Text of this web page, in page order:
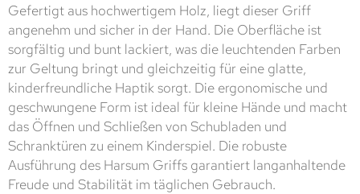
Gefertigt aus hochwertigem Holz, liegt dieser Griff
angenehm und sicher in der Hand. Die Oberfläche ist
sorgfältig und bunt lackiert, was die leuchtenden Farben
zur Geltung bringt und gleichzeitig für eine glatte,
kinderfreundliche Haptik sorgt. Die ergonomische und
geschwungene Form ist ideal für kleine Hände und macht
das Öffnen und Schließen von Schubladen und
Schranktüren zu einem Kinderspiel. Die robuste
Ausführung des Harsum Griffs garantiert langanhaltende
Freude und Stabilität im täglichen Gebrauch.